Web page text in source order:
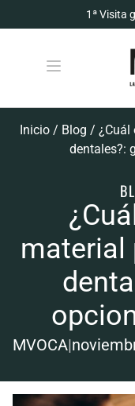
1ª Visita
Inicio / Blog / ¿Cuál
dentales?:
material
MVOCA|